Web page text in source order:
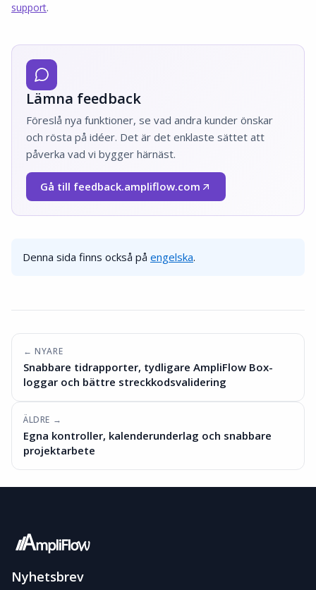
support.
Lämna feedback
Föreslå nya funktioner, se vad andra kunder önskar
och rösta på idéer. Det är det enklaste sättet att
påverka vad vi bygger härnäst.
Gå till feedback.ampliflow.com
(Öppnas i nytt fönster)
Denna sida finns också på engelska.
← NYARE
Snabbare tidrapporter, tydligare AmpliFlow Box-
loggar och bättre streckkodsvalidering
ÄLDRE →
Egna kontroller, kalenderunderlag och snabbare
projektarbete
Nyhetsbrev